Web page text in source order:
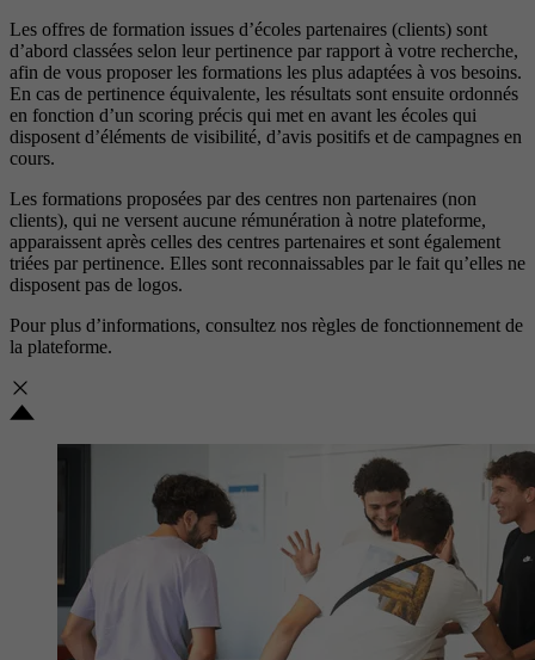
Les offres de formation issues d’écoles partenaires (clients) sont
d’abord classées selon leur pertinence par rapport à votre recherche,
afin de vous proposer les formations les plus adaptées à vos besoins.
En cas de pertinence équivalente, les résultats sont ensuite ordonnés
en fonction d’un scoring précis qui met en avant les écoles qui
disposent d’éléments de visibilité, d’avis positifs et de campagnes en
cours.
Les formations proposées par des centres non partenaires (non
clients), qui ne versent aucune rémunération à notre plateforme,
apparaissent après celles des centres partenaires et sont également
triées par pertinence. Elles sont reconnaissables par le fait qu’elles ne
disposent pas de logos.
Pour plus d’informations, consultez nos règles de fonctionnement de
la plateforme.